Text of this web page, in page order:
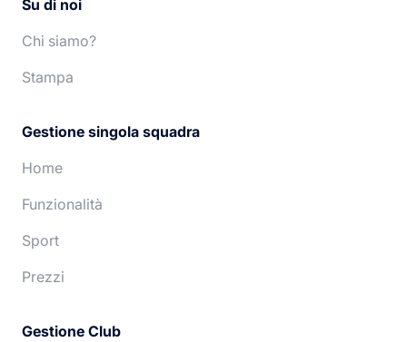
Su di noi
Chi siamo?
Stampa
Gestione singola squadra
Home
Funzionalità
Sport
Prezzi
Gestione Club